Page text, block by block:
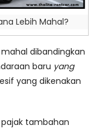
Lebih Mahal?
dibandingkan
baru yang
yang dikenakan
tambahan